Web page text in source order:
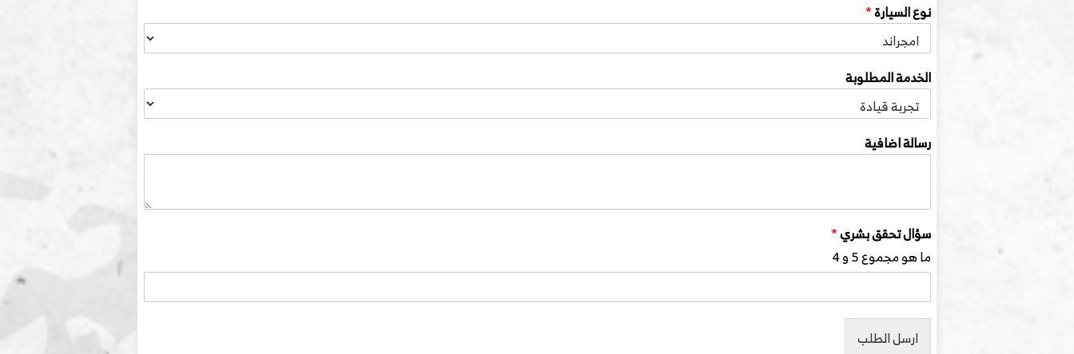
نوع السيارة*
الخدمة المطلوبة
رسالة اضافية
سؤال تحقق بشري*
ما هو مجموع 5 و 4
ارسل الطلب